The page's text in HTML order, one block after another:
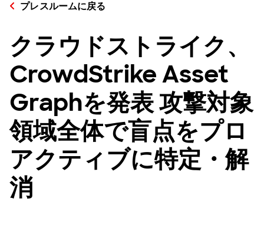
プレスルームに戻る
クラウドストライク、
CrowdStrike Asset
Graphを発表 攻撃対象
領域全体で盲点をプロ
アクティブに特定・解
消